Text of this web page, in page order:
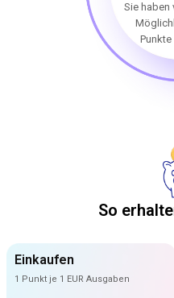
Sie haben
So
Einkaufen
1 Punkt je 1 EUR Ausgaben